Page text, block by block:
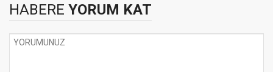
HABERE YORUM KAT